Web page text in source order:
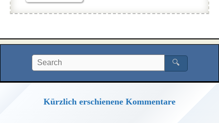
🔍
Kürzlich erschienene Kommentare